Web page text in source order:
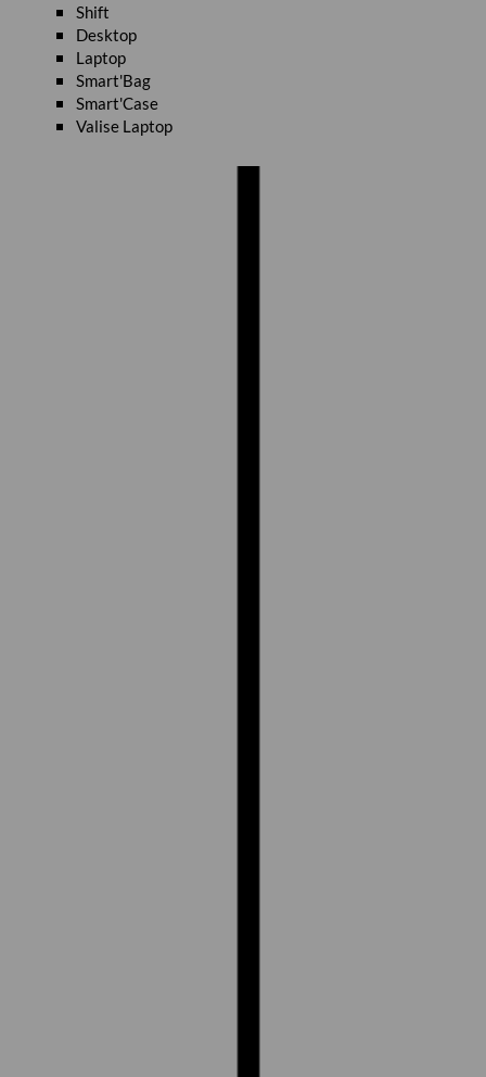
Shift
Desktop
Laptop
Smart'Bag
Smart'Case
Valise Laptop